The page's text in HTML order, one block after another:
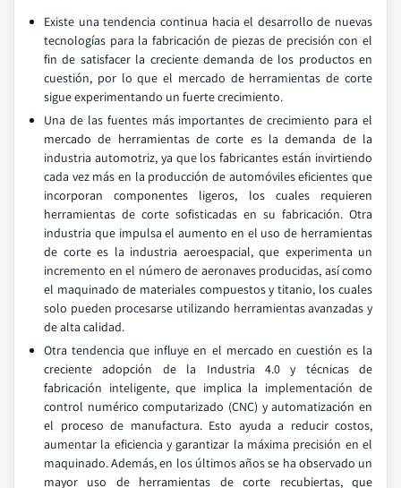
Existe una tendencia continua hacia el desarrollo de nuevas
tecnologías para la fabricación de piezas de precisión con el
fin de satisfacer la creciente demanda de los productos en
cuestión, por lo que el mercado de herramientas de corte
sigue experimentando un fuerte crecimiento.
Una de las fuentes más importantes de crecimiento para el
mercado de herramientas de corte es la demanda de la
industria automotriz, ya que los fabricantes están invirtiendo
cada vez más en la producción de automóviles eficientes que
incorporan componentes ligeros, los cuales requieren
herramientas de corte sofisticadas en su fabricación. Otra
industria que impulsa el aumento en el uso de herramientas
de corte es la industria aeroespacial, que experimenta un
incremento en el número de aeronaves producidas, así como
el maquinado de materiales compuestos y titanio, los cuales
solo pueden procesarse utilizando herramientas avanzadas y
de alta calidad.
Otra tendencia que influye en el mercado en cuestión es la
creciente adopción de la Industria 4.0 y técnicas de
fabricación inteligente, que implica la implementación de
control numérico computarizado (CNC) y automatización en
el proceso de manufactura. Esto ayuda a reducir costos,
aumentar la eficiencia y garantizar la máxima precisión en el
maquinado. Además, en los últimos años se ha observado un
mayor uso de herramientas de corte recubiertas, que